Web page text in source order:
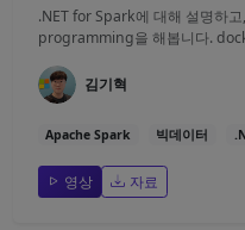
.NET for Spark에 대해 설명하
programming을 해봅니다.
김기혁
Apache Spark 빅데이터
영상 자료